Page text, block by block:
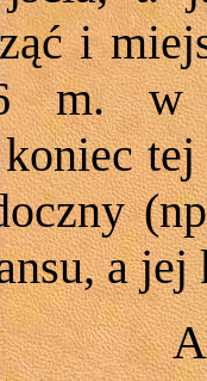
i
6 m.
tej
a